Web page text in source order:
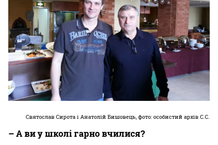
Святослав Сирота і Анатолій Бишовець, фото: особистий архів С.С.
– А ви у школі гарно вчилися?